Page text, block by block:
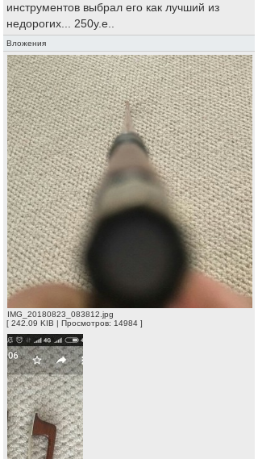
инструментов выбрал его как лучший из
недорогих... 250у.е..
Вложения
IMG_20180823_083812.jpg
[ 242.09 KIB | Просмотров: 14984 ]